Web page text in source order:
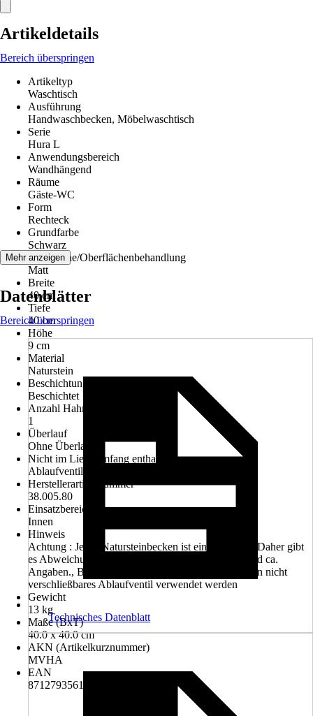
Artikeldetails
Bereich überspringen
Artikeltyp
Waschtisch
Ausführung
Handwaschbecken, Möbelwaschtisch
Serie
Hura L
Anwendungsbereich
Wandhängend
Räume
Gäste-WC
Form
Rechteck
Grundfarbe
Schwarz
Oberfläche/Oberflächenbehandlung
Matt
Breite
40 cm
Tiefe
40 cm
Höhe
9 cm
Material
Naturstein
Beschichtung
Beschichtet
Anzahl Hahnlöcher
1
Überlauf
Ohne Überlauf
Nicht im Lieferumfang enthalten
Ablaufventil, Armatur, Siphon
Herstellerartikelnummer
38.005.80
Einsatzbereich
Innen
Hinweis
Achtung : Jedes Natursteinbecken ist ein UNIKAT. Daher gibt
es Abweichungen in Form und Farbe. Die Maße sind ca.
Angaben., Bei Waschtischen ohne Überlauf muss ein nicht
verschließbares Ablaufventil verwendet werden
Gewicht
13 kg
Maße (BxT)
40.0 x 40.0 cm
AKN (Artikelkurznummer)
MVHA
EAN
8712793561249
Mehr anzeigen
Datenblätter
Bereich überspringen
Technisches Datenblatt